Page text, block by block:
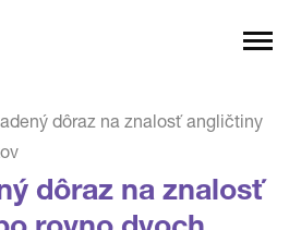
dôraz na znalosť angličtiny
dôraz na znalosť